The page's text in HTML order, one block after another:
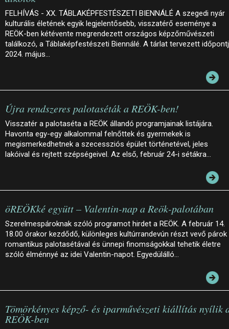
FELHÍVÁS - XX. TÁBLAKÉPFESTÉSZETI BIENNÁLÉ A szegedi nyár
kulturális életének egyik legjelentősebb, visszatérő eseménye a
REÖK-ben kétévente megrendezett országos képzőművészeti
találkozó, a Táblaképfestészeti Biennálé. A tárlat tervezett
2024. május…
Újra rendszeres palotaséták a REÖK-ben!
Visszatér a palotaséta a REÖK állandó programjainak listájára.
Havonta egy-egy alkalommal felnőttek és gyermekek is
megismerkedhetnek a szecessziós épület történetével, jeles
lakóival és rejtett szépségeivel. Az első, február 24-i sétákra…
öREÖKké együtt – Valentin-nap a Reök-palotában
Szerelmespároknak szóló programot hirdet a REÖK. A február 14.
18.00 órakor kezdődő, különleges kultúrrandevún részt vevő párok
romantikus palotasétával és ünnepi finomságokkal tehetik életre
szóló élménnyé az idei Valentin-napot. Egyedülálló…
Tömörkényes képző- és iparművészeti kiállítás nyílik
REÖK-ben